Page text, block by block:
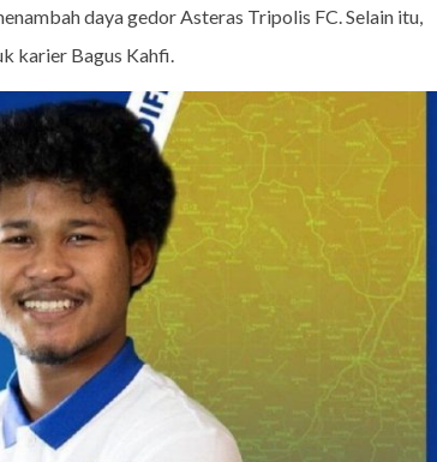
daya gedor Asteras Tripolis FC. Selain itu,
karier Bagus Kahfi.